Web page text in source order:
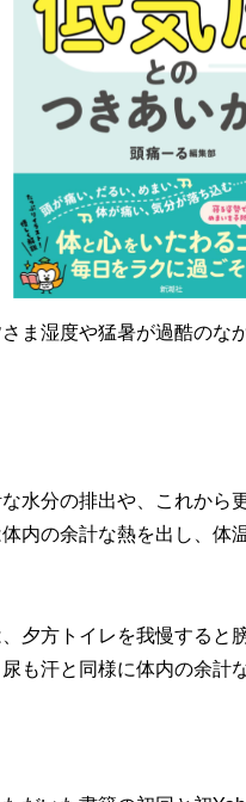
ま湿度や猛暑が過酷のな
水分の排出や、これから
内の余計な熱を出し、体
夕方トイレを我慢すると
も汗と同様に体内の余計